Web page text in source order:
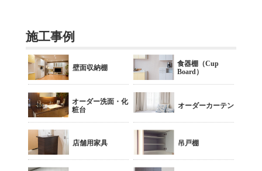
施工事例
壁面収納棚
食器棚（Cup
Board）
オーダー洗面・化
粧台
オーダーカーテン
店舗用家具 吊戸棚